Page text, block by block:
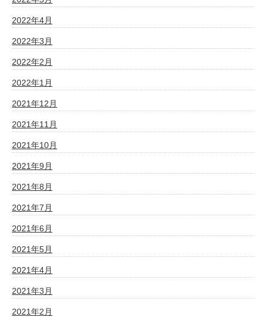
2022年4月
2022年3月
2022年2月
2022年1月
2021年12月
2021年11月
2021年10月
2021年9月
2021年8月
2021年7月
2021年6月
2021年5月
2021年4月
2021年3月
2021年2月